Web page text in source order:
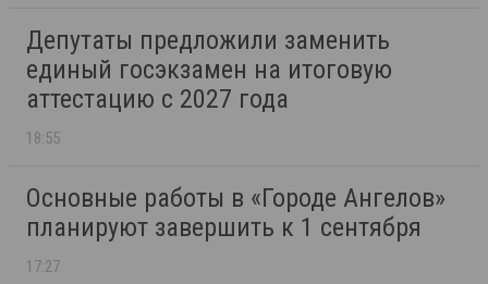
Депутаты предложили заменить
единый госэкзамен на итоговую
аттестацию с 2027 года
18:55
Основные работы в «Городе Ангелов»
планируют завершить к 1 сентября
17:27